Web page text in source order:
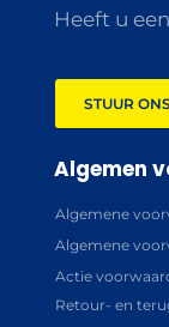
Heeft u
STUUR
Algemen
Algemene
Algemene
Actie
Retour- en